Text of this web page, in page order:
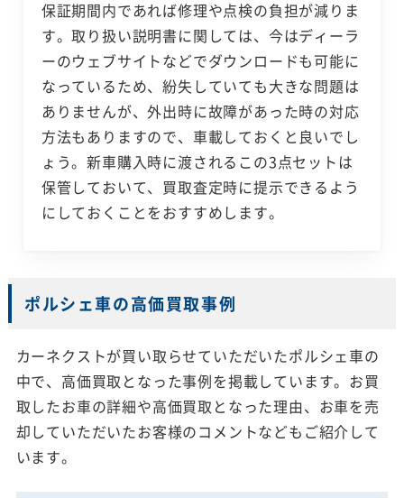
保証期間内であれば修理や点検の負担が減りま
す。取り扱い説明書に関しては、今はディーラ
ーのウェブサイトなどでダウンロードも可能に
なっているため、紛失していても大きな問題は
ありませんが、外出時に故障があった時の対応
方法もありますので、車載しておくと良いでし
ょう。新車購入時に渡されるこの3点セットは
保管しておいて、買取査定時に提示できるよう
にしておくことをおすすめします。
ポルシェ車の高価買取事例
カーネクストが買い取らせていただいたポルシェ車の
中で、高価買取となった事例を掲載しています。お買
取したお車の詳細や高価買取となった理由、お車を売
却していただいたお客様のコメントなどもご紹介して
います。